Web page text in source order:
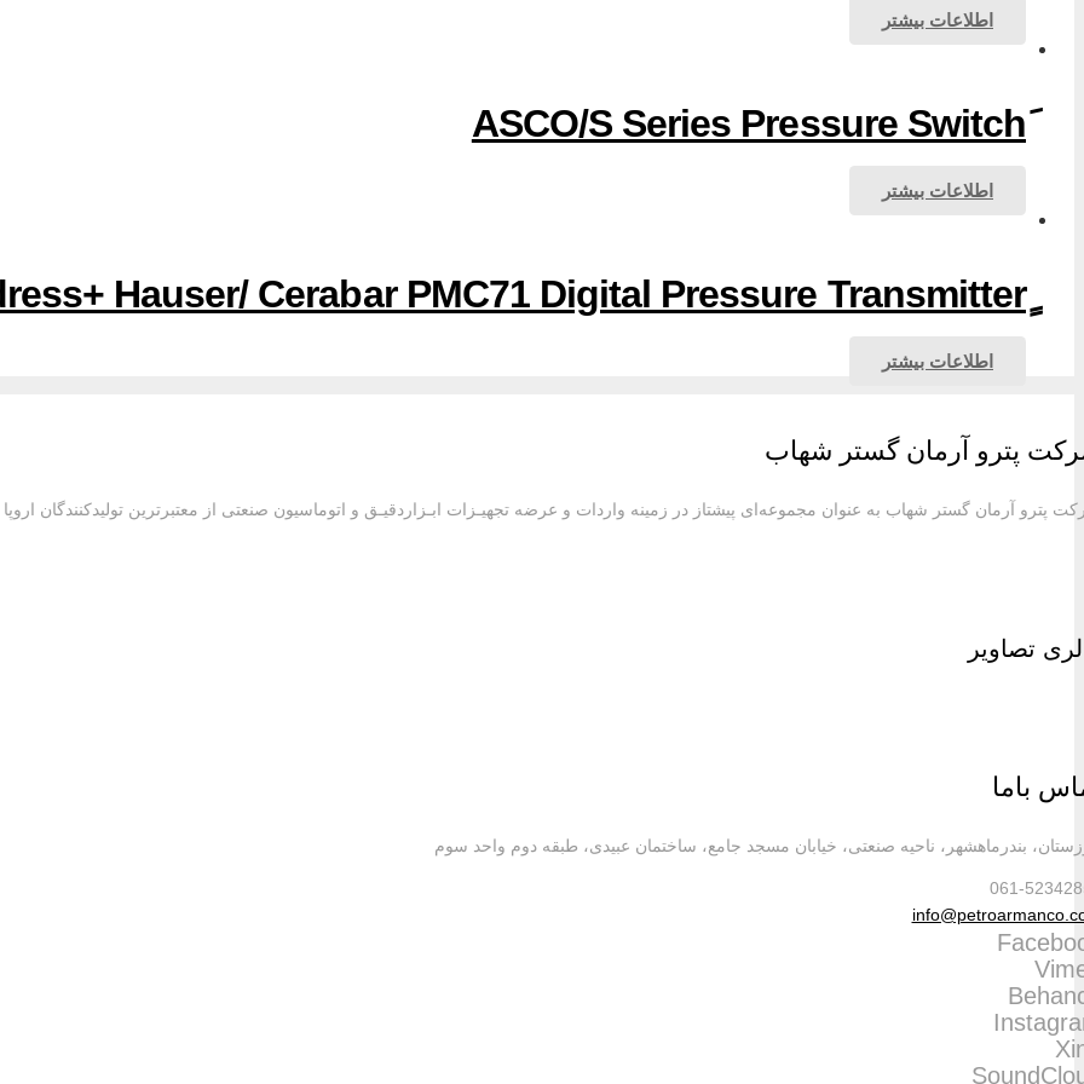
اطلاعات بیشتر
اطلاعات بیشتر
اطلاعات بیشتر
پترو آرمان گستر شهاب
پترو آرمان گستر شهاب به عنوان مجموعه‌ای پیشتاز در زمینه واردات و عرضه تجهیـزات ابـزاردقیـق و اتوماسیون صنعتی از معتبرترین تولیدکنندگان اروپا
تصاویر
باما
بندرماهشهر، ناحیه صنعتی، خیابان مسجد جامع، ساختمان عبیدی، طبقه دوم واحد سوم
061-